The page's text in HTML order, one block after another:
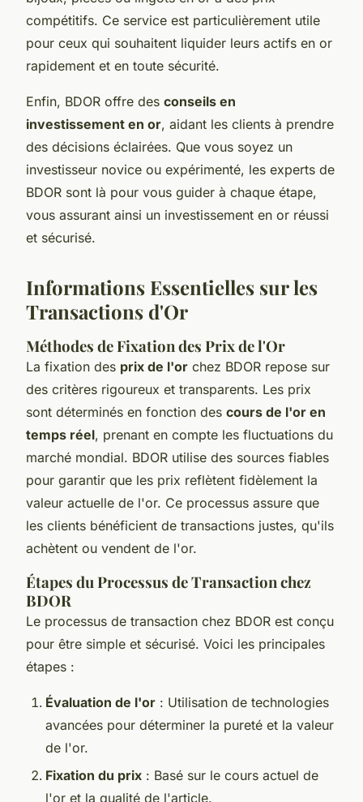
compétitifs. Ce service est particulièrement utile
pour ceux qui souhaitent liquider leurs actifs en or
rapidement et en toute sécurité.
Enfin, BDOR offre des conseils en
investissement en or, aidant les clients à prendre
des décisions éclairées. Que vous soyez un
investisseur novice ou expérimenté, les experts de
BDOR sont là pour vous guider à chaque étape,
vous assurant ainsi un investissement en or réussi
et sécurisé.
Informations Essentielles sur les
Transactions d'Or
Méthodes de Fixation des Prix de l'Or
La fixation des prix de l'or chez BDOR repose sur
des critères rigoureux et transparents. Les prix
sont déterminés en fonction des cours de l'or en
temps réel, prenant en compte les fluctuations du
marché mondial. BDOR utilise des sources fiables
pour garantir que les prix reflètent fidèlement la
valeur actuelle de l'or. Ce processus assure que
les clients bénéficient de transactions justes, qu'ils
achètent ou vendent de l'or.
Étapes du Processus de Transaction chez
BDOR
Le processus de transaction chez BDOR est conçu
pour être simple et sécurisé. Voici les principales
étapes :
Évaluation de l'or : Utilisation de technologies
avancées pour déterminer la pureté et la valeur
de l'or.
Fixation du prix : Basé sur le cours actuel de
l'or et la qualité de l'article.